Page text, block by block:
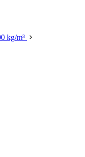
kg/m³